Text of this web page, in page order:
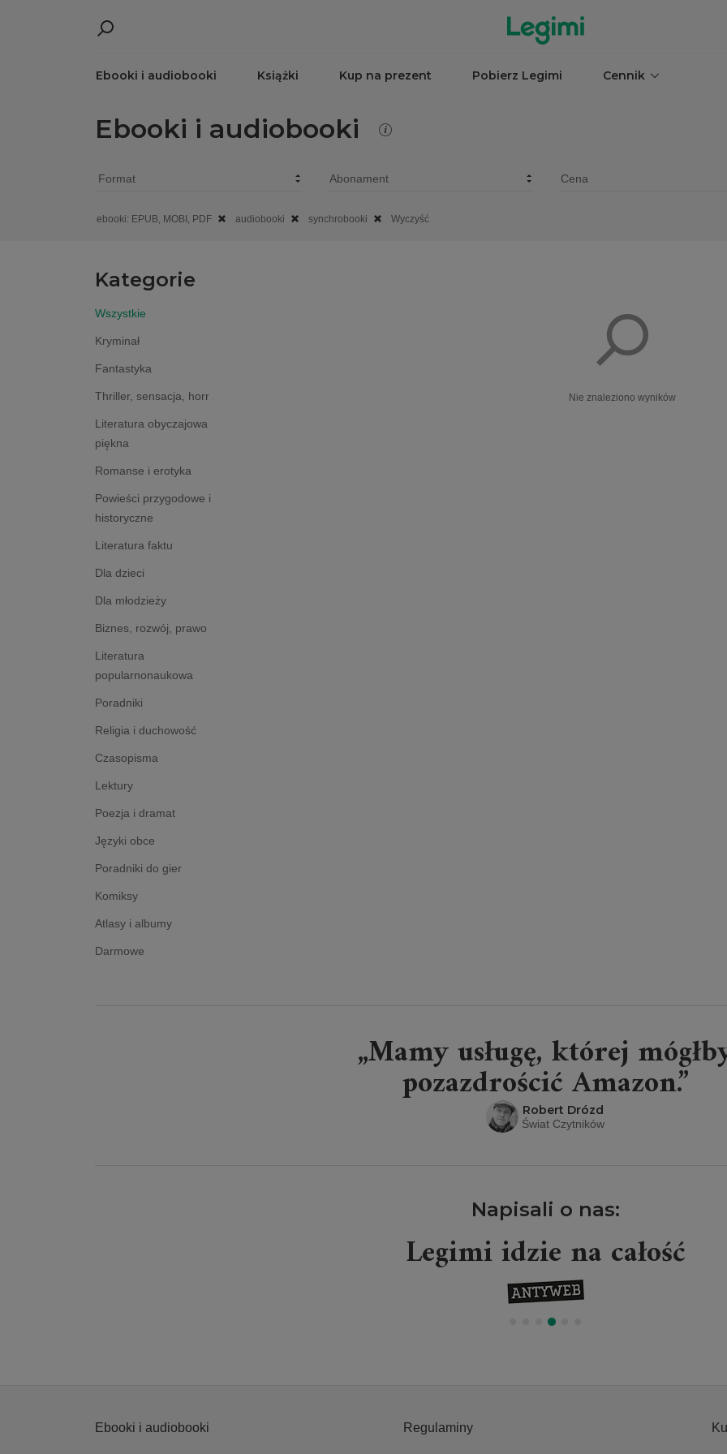
Ebooki i audiobooki Książki Kup na prezent Pobierz Legimi Cennik
Ebooki i audiobooki
ebooki: EPUB, MOBI, PDF audiobooki synchrobooki Wyczyść
Kategorie
Wszystkie
Kryminał
Fantastyka
Thriller, sensacja, horror
Literatura obyczajowa i
piękna
Romanse i erotyka
Powieści przygodowe i
historyczne
Literatura faktu
Dla dzieci
Dla młodzieży
Biznes, rozwój, prawo
Literatura
popularnonaukowa
Poradniki
Religia i duchowość
Czasopisma
Lektury
Poezja i dramat
Języki obce
Poradniki do gier
Komiksy
Atlasy i albumy
Darmowe
Nie znaleziono wyników
„Mamy usługę, której
pozazdrościć Amazon.”
Robert Drózd
Świat Czytników
Napisali o nas:
Legimi idzie na całość
Ebooki i audiobooki Regulaminy